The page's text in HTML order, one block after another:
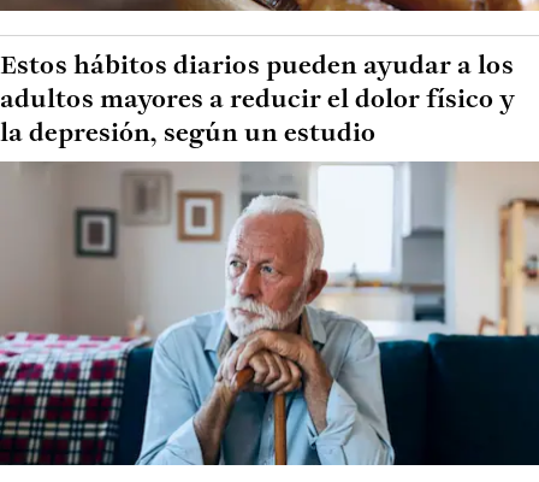
Estos hábitos diarios pueden ayudar a los
adultos mayores a reducir el dolor físico y
la depresión, según un estudio